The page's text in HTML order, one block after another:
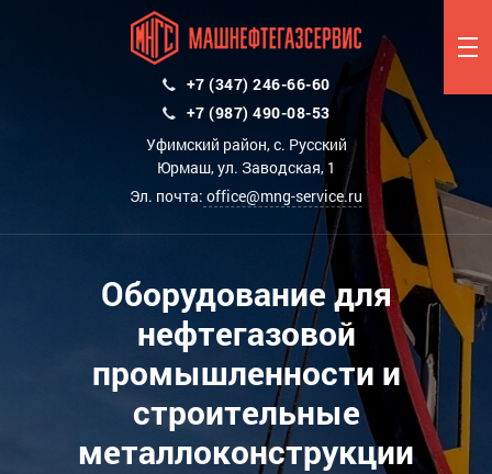
+7 (347) 246-66-60
+7 (987) 490-08-53
Уфимский район, с. Русский
Юрмаш, ул. Заводская, 1
Эл. почта: office@mng-service.ru
Оборудование для
нефтегазовой
промышленности и
строительные
металлоконструкции